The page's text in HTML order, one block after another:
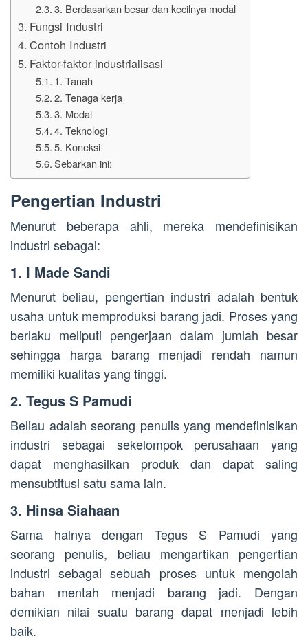
3. Berdasarkan besar dan kecilnya modal
Fungsi Industri
Contoh Industri
Faktor-faktor industrialisasi
1. Tanah
2. Tenaga kerja
3. Modal
4. Teknologi
5. Koneksi
Sebarkan ini:
Pengertian Industri
Menurut beberapa ahli, mereka mendefinisikan
industri sebagai:
1. I Made Sandi
Menurut beliau, pengertian industri adalah bentuk
usaha untuk memproduksi barang jadi. Proses yang
berlaku meliputi pengerjaan dalam jumlah besar
sehingga harga barang menjadi rendah namun
memiliki kualitas yang tinggi.
2. Tegus S Pamudi
Beliau adalah seorang penulis yang mendefinisikan
industri sebagai sekelompok perusahaan yang
dapat menghasilkan produk dan dapat saling
mensubtitusi satu sama lain.
3. Hinsa Siahaan
Sama halnya dengan Tegus S Pamudi yang
seorang penulis, beliau mengartikan pengertian
industri sebagai sebuah proses untuk mengolah
bahan mentah menjadi barang jadi. Dengan
demikian nilai suatu barang dapat menjadi lebih
baik.